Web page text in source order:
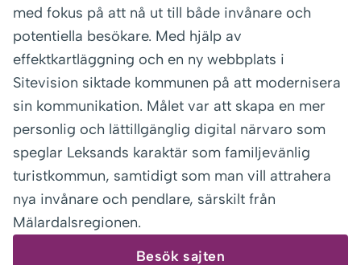
med fokus på att nå ut till både invånare och
potentiella besökare. Med hjälp av
effektkartläggning och en ny webbplats i
Sitevision siktade kommunen på att modernisera
sin kommunikation. Målet var att skapa en mer
personlig och lättillgänglig digital närvaro som
speglar Leksands karaktär som familjevänlig
turistkommun, samtidigt som man vill attrahera
nya invånare och pendlare, särskilt från
Mälardalsregionen.
Besök sajten